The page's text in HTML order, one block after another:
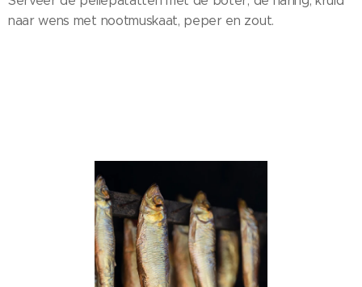
naar wens met nootmuskaat, peper en zout.